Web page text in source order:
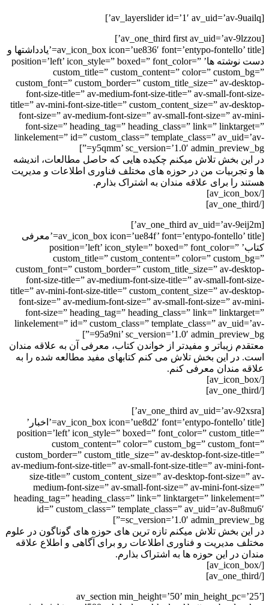
[av_icon_box icon=’ue836′ font=’entypo-fontello’ title=’یادداشتها و
دست نوشته ها’ position=’left’ icon_style=” boxed=” font_color=”
custom_title=” custom_content=” color=”
custom_font=” custom_border=” custom_title_size=” av-
font-size-title=” av-medium-font-size-title=” av-small-
title=” av-mini-font-size-title=” custom_content_size=” av-
font-size=” av-medium-font-size=” av-small-font-size=”
font-size=” heading_tag=” heading_class=” link=”
linkelement=” id=” custom_class=” template_class=”
y5qmm’ sc_version=’1.0′
بخش تلاش میکنم چکیده هایی که حاصل مطالعات، اندیشه
من در حوزه های مختلف فناوری اطلاعات و مدیریت
را برای علاقه مندان به اشتراک بذارم.
[av_icon_box icon=’ue84f’ font=’entypo-fontello’ title=’معرفی
کتاب’ position=’left’ icon_style=” boxed=” font_color=”
custom_title=” custom_content=” color=”
custom_font=” custom_border=” custom_title_size=” av-
font-size-title=” av-medium-font-size-title=” av-small-
title=” av-mini-font-size-title=” custom_content_size=” av-
font-size=” av-medium-font-size=” av-small-font-size=”
font-size=” heading_tag=” heading_class=” link=”
linkelement=” id=” custom_class=” template_class=”
95a9ni’ sc_version=’1.0′
زیباتر و مفیدتر از خواندن کتاب، معرفی آن به علاقه مندان
این بخش تلاش می کنم کتابهای مفید مطالعه شده را به
مندان معرفی کنم.
[av_icon_box icon=’ue8d2′ font=’entypo-fontello’ title=’اخبار’
position=’left’ icon_style=” boxed=” font_color=”
custom_content=” color=” custom_bg=”
custom_border=” custom_title_size=” av-desktop-font-size-
av-medium-font-size-title=” av-small-font-size-title=” av-
size-title=” custom_content_size=” av-desktop-font-
medium-font-size=” av-small-font-size=” av-mini-font-
heading_tag=” heading_class=” link=” linktarget=”
id=” custom_class=” template_class=” av_uid=’av-
sc_version=’1.0′
بخش تلاش میکنم تازه ترین های حوزه های گوناگون در علوم
مدیریت و فناوری اطلاعات رو برای آگاهی و اطلاع علاقه
در این حوزه ها به اشتراک بذارم.
[av_section min_height=’50’